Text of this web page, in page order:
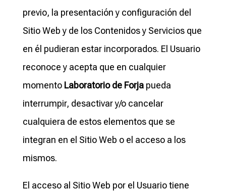
previo, la presentación y configuración del
Sitio Web y de los Contenidos y Servicios que
en él pudieran estar incorporados. El Usuario
reconoce y acepta que en cualquier
momento Laboratorio de Forjapueda
interrumpir, desactivar y/o cancelar
cualquiera de estos elementos que se
integran en el Sitio Web o el acceso a los
mismos.
El acceso al Sitio Web por el Usuario tiene